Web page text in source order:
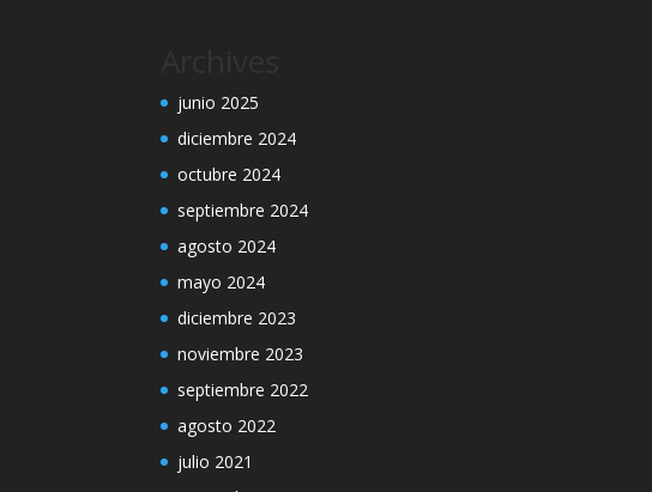
junio 2025
diciembre 2024
octubre 2024
septiembre 2024
agosto 2024
mayo 2024
diciembre 2023
noviembre 2023
septiembre 2022
agosto 2022
julio 2021